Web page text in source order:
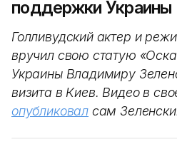
поддержки Украины
Голливудский актер и
вручил свою статую
Украины Владимиру
визита в Киев. Видео в
опубликовал сам